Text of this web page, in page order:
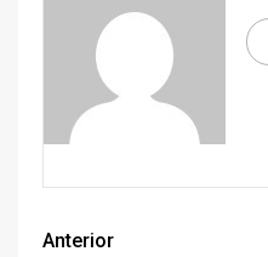
Anterior